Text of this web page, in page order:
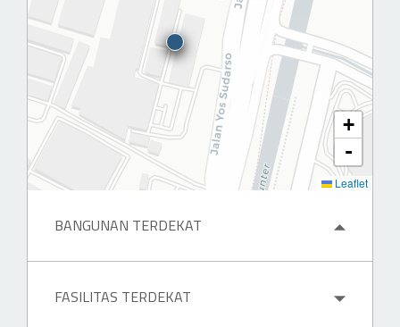
BANGUNAN TERDEKAT
FASILITAS TERDEKAT
+
-
Leaflet